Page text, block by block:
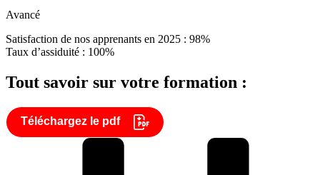
Avancé
Satisfaction de nos apprenants en 2025 : 98%
Taux d’assiduité : 100%
Tout savoir sur votre formation :
Téléchargez le pdf